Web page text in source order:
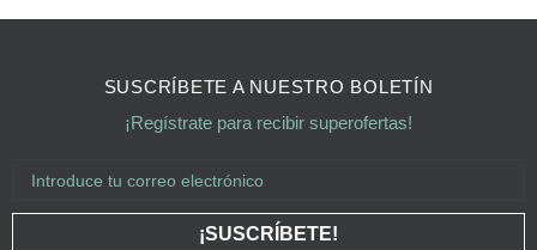
SUSCRÍBETE A NUESTRO BOLETÍN
¡Regístrate para recibir superofertas!